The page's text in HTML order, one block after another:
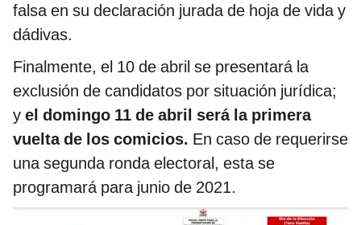
falsa en su declaración jurada de hoja de vida y
dádivas.
Finalmente, el 10 de abril se presentará la
exclusión de candidatos por situación jurídica;
y el domingo 11 de abril será la primera
vuelta de los comicios. En caso de requerirse
una segunda ronda electoral, esta se
programará para junio de 2021.